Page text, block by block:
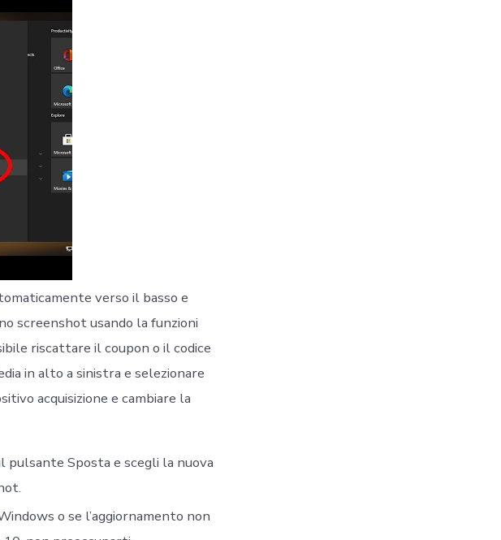
Nome
Skype?
verso il basso e
screenshot usando la funzioni
riscattare il coupon o il codice
in alto a sinistra e selezionare
acquisizione e cambiare la
pulsante Sposta e scegli la nuova
o se l’aggiornamento non